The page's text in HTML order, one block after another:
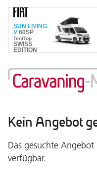
Kein Angebot
Das gesuchte
verfügbar.